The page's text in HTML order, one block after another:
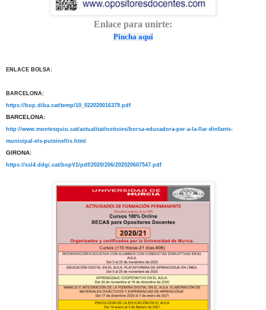
Enlace para unirte:
Pincha aquí
ENLACE BOLSA:
BARCELONA:
https://bop.diba.cat/temp/10_022020016379.pdf
BARCELONA:
http://www.montesquiu.cat/actualitat/noticies/borsa-educadora-per-a-la-llar-dinfants-
municipal-els-putxinellis.html
GIRONA:
https://ssl4.ddgi.cat/bopV1/pdf/2020/206/202020607547.pdf